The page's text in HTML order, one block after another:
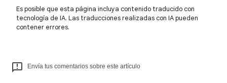
Es posible que esta página incluya contenido traducido con
tecnología de IA. Las traducciones realizadas con IA pueden
contener errores.
Envía tus comentarios sobre este artículo